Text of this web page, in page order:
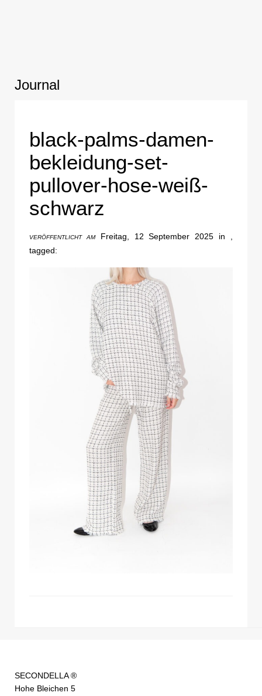
Journal
black-palms-damen-
bekleidung-set-
pullover-hose-weiß-
schwarz
VERÖFFENTLICHT AMFreitag, 12 September 2025 in ,
tagged:
SECONDELLA ®
Hohe Bleichen 5